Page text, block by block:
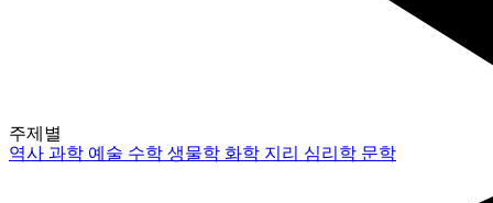
주제별
역사과학 예술 수학생물학 화학 지리 심리학 문학